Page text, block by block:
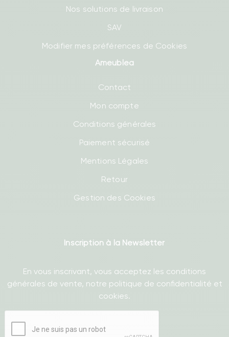
Nos solutions de livraison
SAV
Modifier mes préférences de Cookies
Ameublea
Contact
Mon compte
Conditions générales
Paiement sécurisé
Mentions Légales
Retour
Gestion des Cookies
Inscription à la Newsletter
En vous inscrivant, vous acceptez les conditions
générales de vente, notre politique de confidentialité et
cookies.